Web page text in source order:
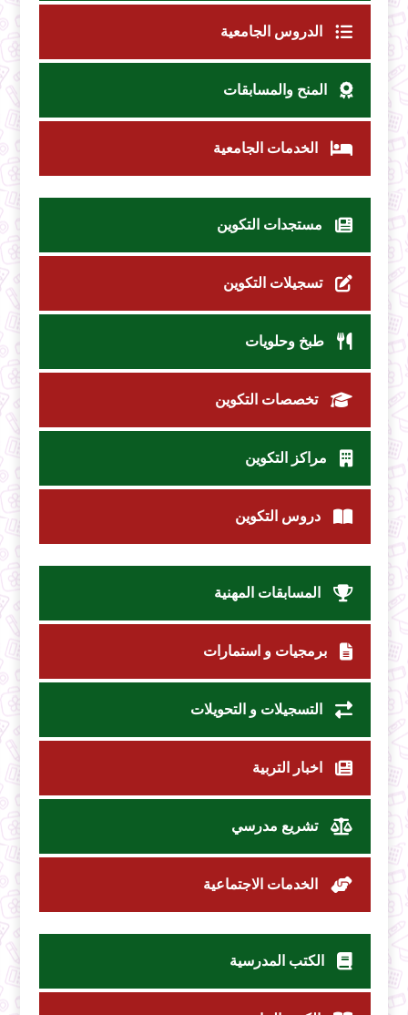
الدروس الجامعية
المنح والمسابقات
الخدمات الجامعية
مستجدات التكوين
تسجيلات التكوين
طبخ وحلويات
تخصصات التكوين
مراكز التكوين
دروس التكوين
المسابقات المهنية
برمجيات و استمارات
التسجيلات و التحويلات
اخبار التربية
تشريع مدرسي
الخدمات الاجتماعية
الكتب المدرسية